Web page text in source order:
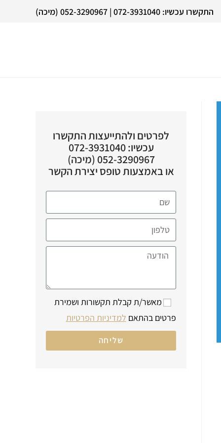
התקשרו עכשיו: 072-3931040 | 052-3290967 (מיכה)
לפרטים ולהתייעצות התקשרו
עכשיו: 072-3931040
052-3290967 (מיכה)
או באמצעות טופס יצירת הקשר
מאשר/ת קבלת תקשורות ושמירת
פרטים בהתאם למדיניות הפרטיות
שליחה